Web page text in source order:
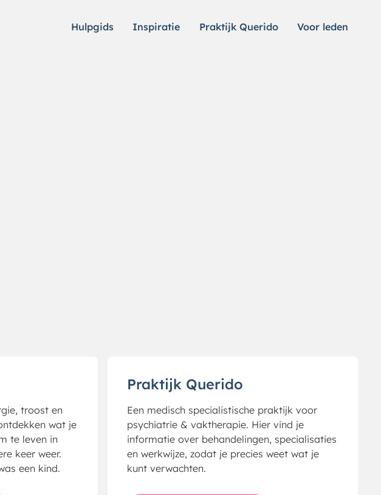
Hulpgids Inspiratie Praktijk Querido Voor leden
troost en
wat je
te leven in
keer weer.
een kind.
Praktijk Querido
Een medisch specialistische praktijk voor
psychiatrie & vaktherapie. Hier vind je
informatie over behandelingen, specialisaties
en werkwijze, zodat je precies weet wat je
kunt verwachten.